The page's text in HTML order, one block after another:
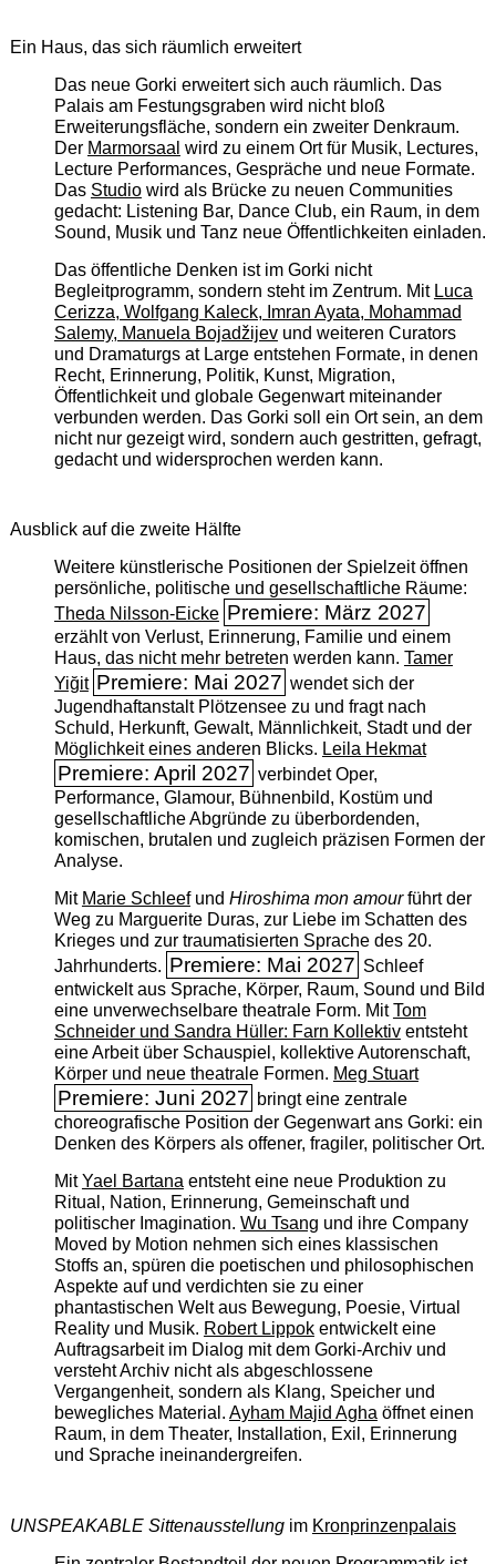
Ein Haus, das sich räumlich erweitert
Das neue Gorki erweitert sich auch räumlich. Das
Palais am Festungsgraben wird nicht bloß
Erweiterungsfläche, sondern ein zweiter Denkraum.
Der Marmorsaal wird zu einem Ort für Musik, Lectures,
Lecture Performances, Gespräche und neue Formate.
Das Studiowird als Brücke zu neuen Communities
gedacht: Listening Bar, Dance Club, ein Raum, in dem
Sound, Musik und Tanz neue Öffentlichkeiten einladen.
Das öffentliche Denken ist im Gorki nicht
Begleitprogramm, sondern steht im Zentrum. Mit Luca
Cerizza, Wolfgang Kaleck, Imran Ayata, Mohammad
Salemy, Manuela Bojadžijevund weiteren Curators
und Dramaturgs at Large entstehen Formate, in denen
Recht, Erinnerung, Politik, Kunst, Migration,
Öffentlichkeit und globale Gegenwart miteinander
verbunden werden. Das Gorki soll ein Ort sein, an dem
nicht nur gezeigt wird, sondern auch gestritten, gefragt,
gedacht und widersprochen werden kann.
Ausblick auf die zweite Hälfte
Weitere künstlerische Positionen der Spielzeit öffnen
persönliche, politische und gesellschaftliche Räume:
Theda Nilsson-Eicke Premiere: März 2027
erzählt von Verlust, Erinnerung, Familie und einem
Haus, das nicht mehr betreten werden kann. Tamer
Yiğit Premiere: Mai 2027 wendet sich der
Jugendhaftanstalt Plötzensee zu und fragt nach
Schuld, Herkunft, Gewalt, Männlichkeit, Stadt und der
Möglichkeit eines anderen Blicks. Leila Hekmat
Premiere: April 2027 verbindet Oper,
Performance, Glamour, Bühnenbild, Kostüm und
gesellschaftliche Abgründe zu überbordenden,
komischen, brutalen und zugleich präzisen Formen der
Analyse.
Mit Marie Schleefund Hiroshima mon amourführt der
Weg zu Marguerite Duras, zur Liebe im Schatten des
Krieges und zur traumatisierten Sprache des 20.
Jahrhunderts. Premiere: Mai 2027 Schleef
entwickelt aus Sprache, Körper, Raum, Sound und Bild
eine unverwechselbare theatrale Form. MitTom
Schneider und Sandra Hüller: Farn Kollektiventsteht
eine Arbeit über Schauspiel, kollektive Autorenschaft,
Körper und neue theatrale Formen. Meg Stuart
Premiere: Juni 2027 bringt eine zentrale
choreografische Position der Gegenwart ans Gorki: ein
Denken des Körpers als offener, fragiler, politischer Ort.
MitYael Bartanaentsteht eine neue Produktion zu
Ritual, Nation, Erinnerung, Gemeinschaft und
politischer Imagination. Wu Tsang und ihre Company
Moved by Motion nehmen sich eines klassischen
Stoffs an, spüren die poetischen und philosophischen
Aspekte auf und verdichten sie zu einer
phantastischen Welt aus Bewegung, Poesie, Virtual
Reality und Musik. Robert Lippokentwickelt eine
Auftragsarbeit im Dialog mit dem Gorki-Archiv und
versteht Archiv nicht als abgeschlossene
Vergangenheit, sondern als Klang, Speicher und
bewegliches Material. Ayham Majid Aghaöffnet einen
Raum, in dem Theater, Installation, Exil, Erinnerung
und Sprache ineinandergreifen.
UNSPEAKABLE Sittenausstellungim Kronprinzenpalais